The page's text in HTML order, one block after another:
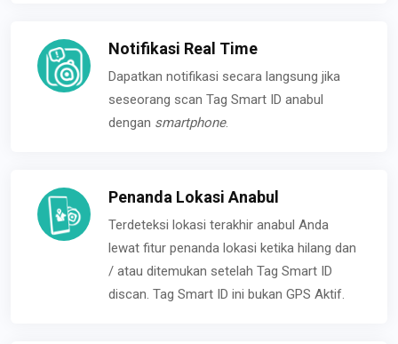
Notifikasi Real Time
Dapatkan notifikasi secara langsung jika
seseorang scan Tag Smart ID anabul
dengan smartphone.
Penanda Lokasi Anabul
Terdeteksi lokasi terakhir anabul Anda
lewat fitur penanda lokasi ketika hilang dan
/ atau ditemukan setelah Tag Smart ID
discan. Tag Smart ID ini bukan GPS Aktif.